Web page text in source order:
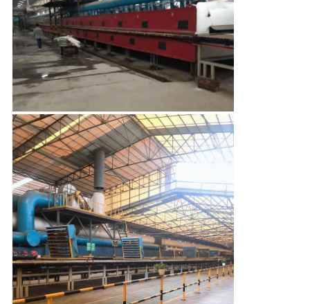
НАС
ЭКСКУРСИЯ
ПО
ЗАВОДУ
КОНТРОЛЬ
КАЧЕСТВА
СВЯЖИТЕСЬ
С
НАМИ